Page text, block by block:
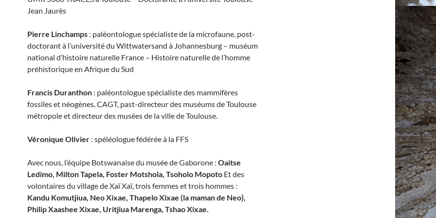
Jean Jaurès
Pierre Linchamps : paléontologue spécialiste de la microfaune, post-
doctorant à l’université du Wittwatersand à Johannesburg – muséum
national d’histoire naturelle France – Histoire naturelle de l’homme
préhistorique en Afrique du Sud
Francis Duranthon : paléontologue spécialiste des mammifères
fossiles et néogènes, CAGT, past-directeur des muséums de Toulouse
métropole et directeur des musées de la ville de Toulouse.
Véronique Olivier : spéléologue fédérée à la FFS
Avec nous, l’équipe Botswanaise du musée de Gaborone : Oaitse
Ledimo, Milton Tapela, Foster Motshola, Tsoholo Mopoto Et des
volontaires du village de Xaï Xaï, trois femmes et trois hommes :
Kandu Komutjiua, Neo Xixae, Thapelo Xixae (la maman de Neo),
Philip Xaashee Xixae, Uritjiua Marenga, Tshao Xixae.